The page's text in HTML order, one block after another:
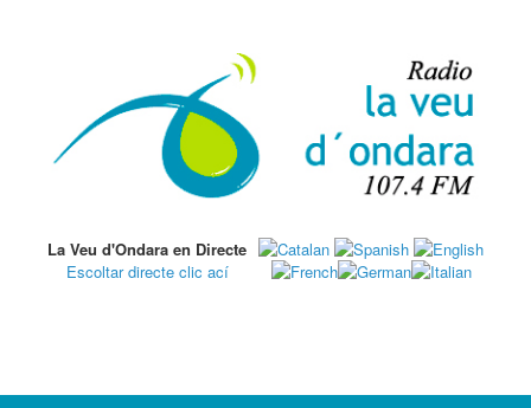
La Veu d'Ondara en Directe
Escoltar directe clic ací